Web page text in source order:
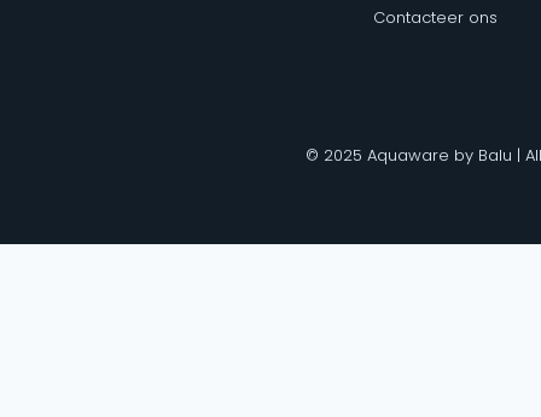
Contacteer ons
© 2025 Aquaware by Balu |